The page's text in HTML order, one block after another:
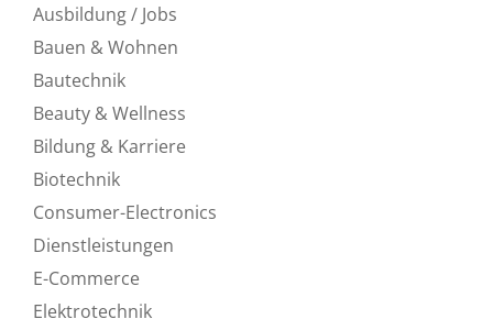
Ausbildung / Jobs
Bauen & Wohnen
Bautechnik
Beauty & Wellness
Bildung & Karriere
Biotechnik
Consumer-Electronics
Dienstleistungen
E-Commerce
Elektrotechnik